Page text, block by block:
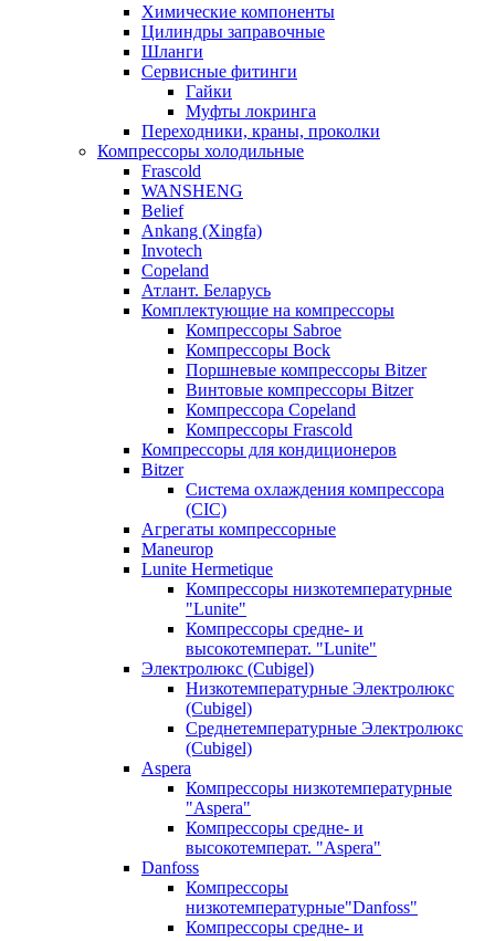
Химические компоненты
Цилиндры заправочные
Шланги
Сервисные фитинги
Гайки
Муфты локринга
Переходники, краны, проколки
Компрессоры холодильные
Frascold
WANSHENG
Belief
Ankang (Xingfa)
Invotech
Copeland
Атлант. Беларусь
Комплектующие на компрессоры
Компрессоры Sabroe
Компрессоры Bock
Поршневые компрессоры Bitzer
Винтовые компрессоры Bitzer
Компрессора Copeland
Компрессоры Frascold
Компрессоры для кондиционеров
Bitzer
Система охлаждения компрессора
(CIC)
Агрегаты компрессорные
Maneurop
Lunite Hermetique
Компрессоры низкотемпературные
"Lunite"
Компрессоры средне- и
высокотемперат. "Lunite"
Электролюкс (Cubigel)
Низкотемпературные Электролюкс
(Cubigel)
Среднетемпературные Электролюкс
(Cubigel)
Aspera
Компрессоры низкотемпературные
"Aspera"
Компрессоры средне- и
высокотемперат. "Aspera"
Danfoss
Компрессоры
низкотемпературные"Danfoss"
Компрессоры средне- и